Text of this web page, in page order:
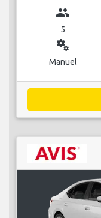
group
5
miscellaneous_services
Manuel